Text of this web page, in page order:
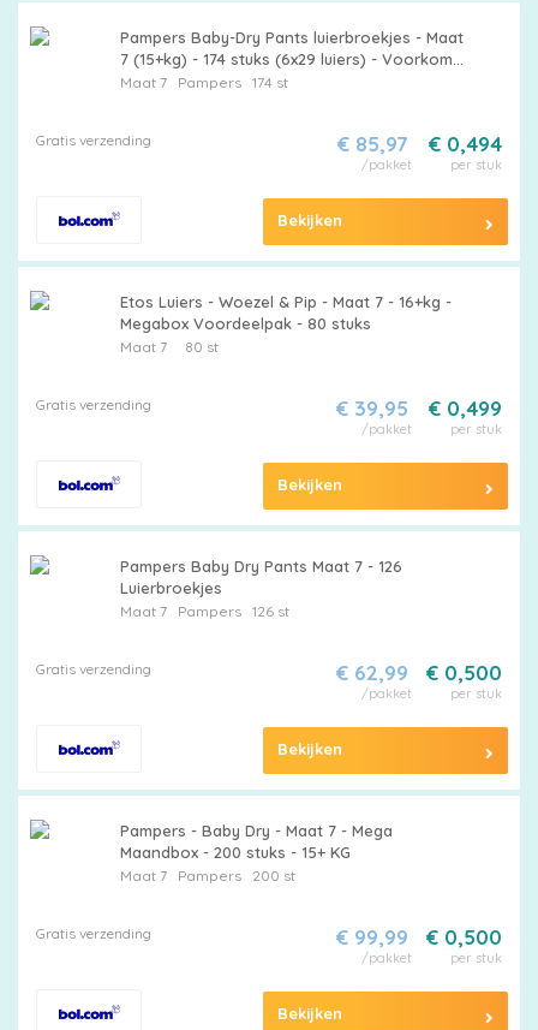
Pampers Baby-Dry Pants luierbroekjes - Maat
7 (15+kg) - 174 stuks (6x29 luiers) - Voorkomt
lekken - Dubbele beschermrandjes -
Maat 7 Pampers174 st
Gratis verzending € 0,494
per stuk
€ 85,97
/pakket
Bekijken
Etos Luiers - Woezel & Pip - Maat 7 - 16+kg -
Megabox Voordeelpak - 80 stuks
Maat 780 st
Gratis verzending € 0,499
per stuk
€ 39,95
/pakket
Bekijken
Pampers Baby Dry Pants Maat 7 - 126
Luierbroekjes
Maat 7 Pampers126 st
Gratis verzending € 0,500
per stuk
€ 62,99
/pakket
Bekijken
Pampers - Baby Dry - Maat 7 - Mega
Maandbox - 200 stuks - 15+ KG
Maat 7 Pampers200 st
Gratis verzending € 0,500
per stuk
€ 99,99
/pakket
Bekijken